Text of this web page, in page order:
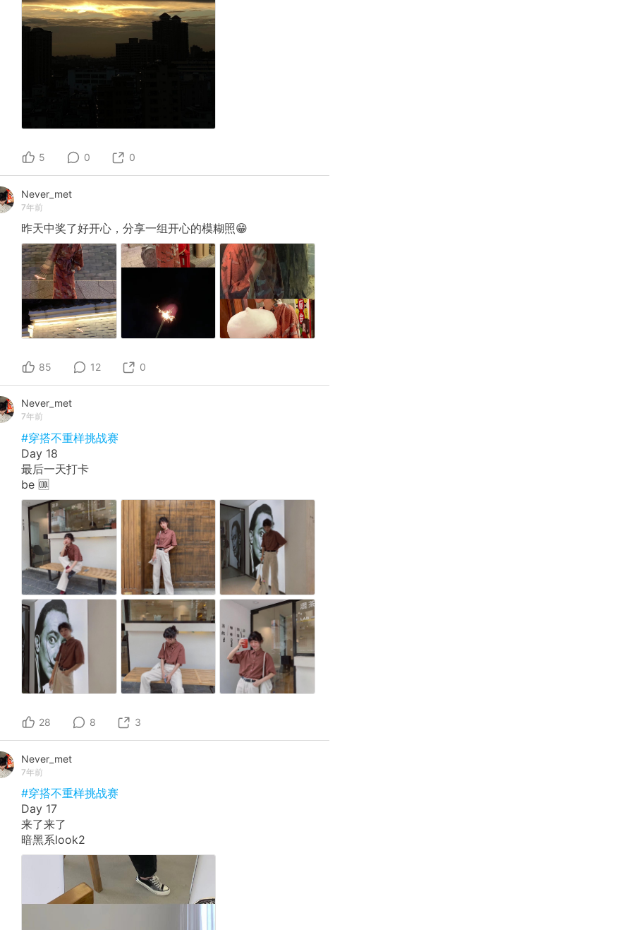
5 0 0
Never_met
7年前
昨天中奖了好开心，分享一组开心的模糊照😁
85 12 0
Never_met
7年前
#穿搭不重样挑战赛
Day 18
最后一天打卡
be 🆒
28 8 3
Never_met
7年前
#穿搭不重样挑战赛
Day 17
来了来了
暗黑系look2